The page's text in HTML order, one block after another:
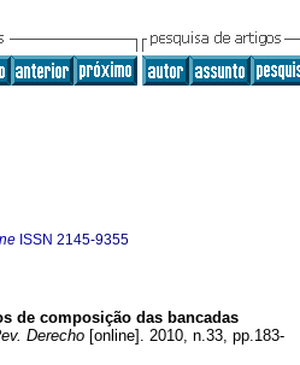
ISSN 2145-9355
de composição das bancadas
Derecho [online]. 2010, n.33, pp.183-